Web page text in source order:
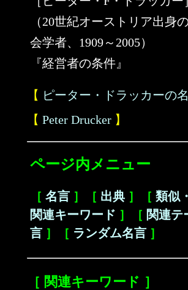
（20世紀オーストリア出身
会学者、1909～2005）
『経営者の条件』
【 ピーター・ドラッカーの
【 Peter Drucker 】
ページ内メニュー
［ 名言 ］［ 出典 ］［ 類似
関連キーワード ］［ 関連テ
言 ］［ ランダム名言 ］
［ 関連キーワード ］